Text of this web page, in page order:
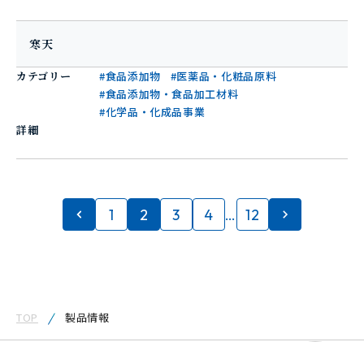
寒天
カテゴリー #食品添加物
#医薬品・化粧品原料
#食品添加物・食品加工材料
#化学品・化成品事業
詳細
1 2 3 4 … 12
TOP 製品情報